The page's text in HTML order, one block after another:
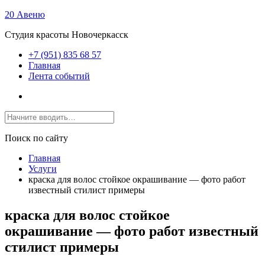
20 Авеню
Студия красоты Новочеркасск
+7 (951) 835 68 57
Главная
Лента событий
Поиск по сайту
Главная
Услуги
краска для волос стойкое окрашивание — фото работ
известный стилист примеры
краска для волос стойкое
окрашивание — фото работ известный
стилист примеры